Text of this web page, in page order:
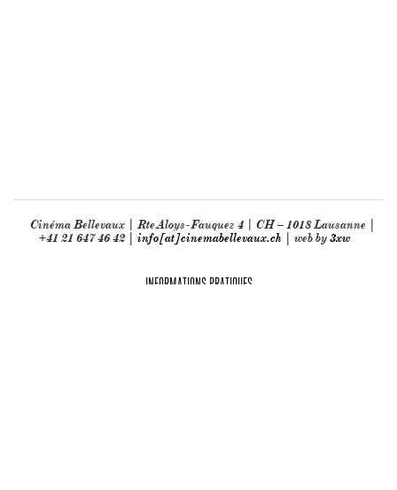
Cinéma Bellevaux | Rte Aloys-Fauquez 4 | CH – 1018 Lausanne |
+41 21 647 46 42 | info[at]cinemabellevaux.ch | web by3xw
INFORMATIONS PRATIQUES